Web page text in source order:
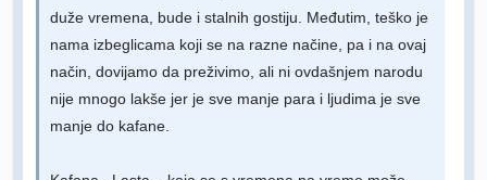
duže vremena, bude i stalnih gostiju. Međutim, teško je
nama izbeglicama koji se na razne načine, pa i na ovaj
način, dovijamo da preživimo, ali ni ovdašnjem narodu
nije mnogo lakše jer je sve manje para i ljudima je sve
manje do kafane.